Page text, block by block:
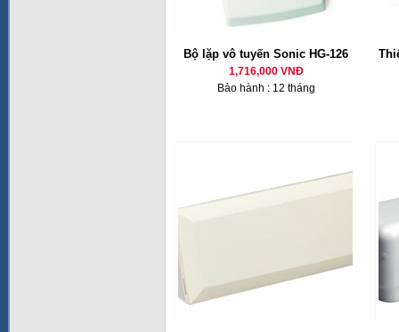
Bộ lặp vô tuyến Sonic HG-126
1,716,000 VNĐ
Bảo hành : 12 tháng